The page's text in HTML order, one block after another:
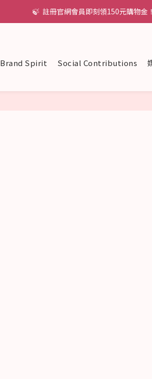
🍃  註冊官網會員即刻領150元購物金
Brand Spirit Social Contributions